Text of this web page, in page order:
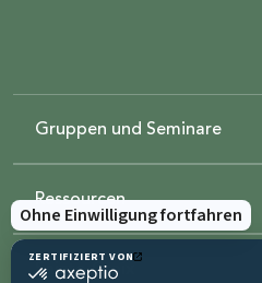
Gruppen und Seminare
Ressourcen
Sainte-Croix